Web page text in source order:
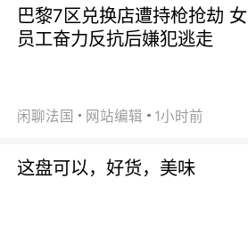
巴黎7区兑换店遭持枪抢劫 女
员工奋力反抗后嫌犯逃走
闲聊法国 网站编辑 1小时前
这盘可以，好货，美味